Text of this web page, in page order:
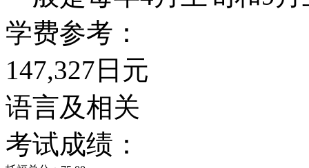
学费参考：
147,327日元
语言及相关
考试成绩：